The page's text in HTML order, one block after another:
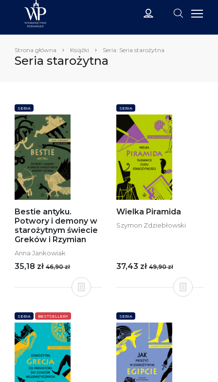
Strona główna Książki Seria: Seria starożytna
Seria starożytna
SERIA
Bestie antyku.
Potwory i demony w
starożytnym świecie
Greków i Rzymian
Anna Jankowiak
35,18 zł 46,90 zł
SERIA
Wielka Piramida
Szymon Zdziebłowski
37,43 zł 49,90 zł
SERIA BESTSELLERY SERIA